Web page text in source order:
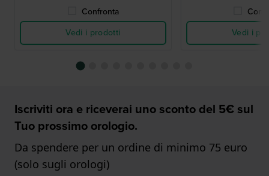
Confronta
Vedi i prodotti
Vedi i
Iscriviti ora e riceverai uno sconto del 5€ sul
Tuo prossimo orologio.
Da spendere per un ordine di minimo 75 euro
(solo sugli orologi)